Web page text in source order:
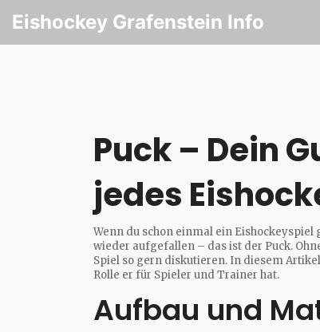
Eishockey Grafenstein Info
Puck – Dein
jedes
Wenn du schon einmal ein
wieder aufgefallen – das ist der Puck.
Spiel so gern diskutieren. In diesem
Rolle er für Spieler und Trainer hat.
Aufbau und